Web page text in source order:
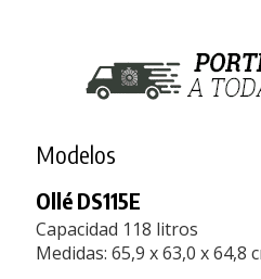
Modelos
Ollé DS115E
Capacidad 118 litros
Medidas: 65,9 x 63,0 x 64,8